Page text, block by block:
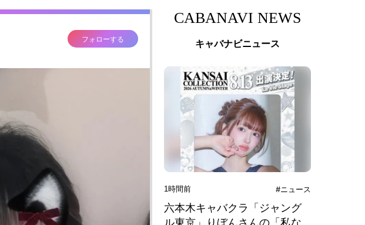
フォローする
CABANAVI NEWS
キャバナビニュース
1時間前 #ニュース
六本木キャバクラ「ジャング
ル東京」りぼんさんの「私な